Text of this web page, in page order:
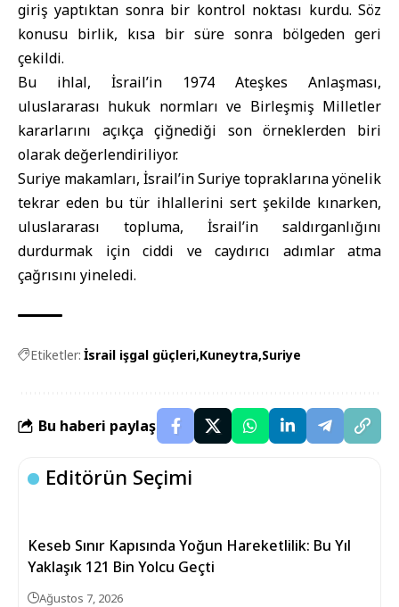
giriş yaptıktan sonra bir kontrol noktası kurdu. Söz
konusu birlik, kısa bir süre sonra bölgeden geri
çekildi.
Bu ihlal, İsrail’in 1974 Ateşkes Anlaşması,
uluslararası hukuk normları ve Birleşmiş Milletler
kararlarını açıkça çiğnediği son örneklerden biri
olarak değerlendiriliyor.
Suriye makamları, İsrail’in Suriye topraklarına yönelik
tekrar eden bu tür ihlallerini sert şekilde kınarken,
uluslararası topluma, İsrail’in saldırganlığını
durdurmak için ciddi ve caydırıcı adımlar atma
çağrısını yineledi.
Etiketler: İsrail işgal güçleri Kuneytra Suriye
Bu haberi paylaş
Editörün Seçimi
Keseb Sınır Kapısında Yoğun Hareketlilik: Bu Yıl
Yaklaşık 121 Bin Yolcu Geçti
Ağustos 7, 2026